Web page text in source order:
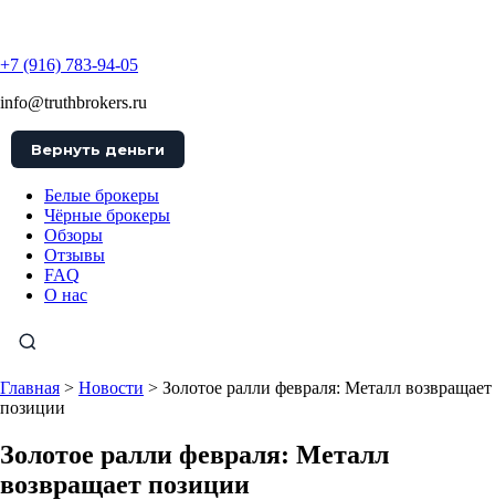
+7 (916) 783-94-05
info@truthbrokers.ru
Вернуть деньги
Белые брокеры
Чёрные брокеры
Обзоры
Отзывы
FAQ
О нас
Главная > Новости > Золотое ралли февраля: Металл возвращает
позиции
Золотое ралли февраля: Металл
возвращает позиции